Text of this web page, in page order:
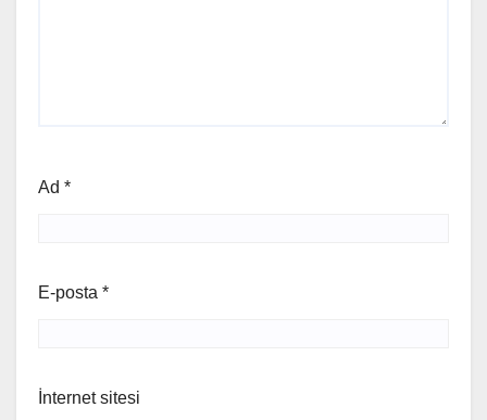
Ad *
E-posta *
İnternet sitesi